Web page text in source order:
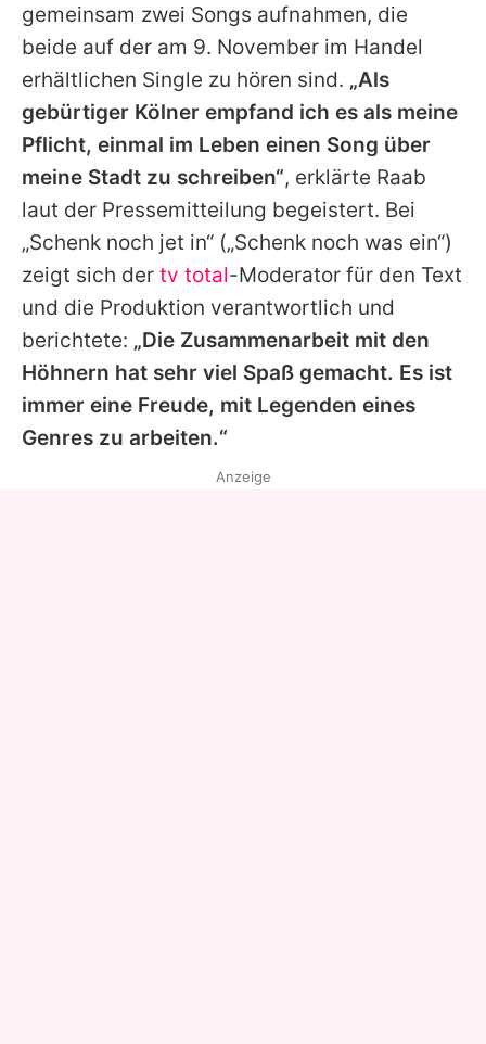
gemeinsam zwei Songs aufnahmen, die
beide auf der am 9. November im Handel
erhältlichen Single zu hören sind. „Als
gebürtiger Kölner empfand ich es als meine
Pflicht, einmal im Leben einen Song über
meine Stadt zu schreiben“, erklärte Raab
laut der Pressemitteilung begeistert. Bei
„Schenk noch jet in“ („Schenk noch was ein“)
zeigt sich der tv total-Moderator für den Text
und die Produktion verantwortlich und
berichtete: „Die Zusammenarbeit mit den
Höhnern hat sehr viel Spaß gemacht. Es ist
immer eine Freude, mit Legenden eines
Genres zu arbeiten.“
Anzeige